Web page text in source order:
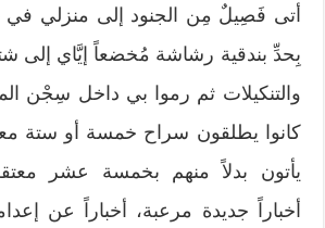
أتى فَصِيلٌ مِن الجنود إلى منزلي في
بِحدِّ بندقية رشاشة مُخضعاً إيَّاي إلى
والتنكيلات ثم رموا بي داخل سِجْن
كانوا يطلقون سراح خمسة أو ستة
يأتون بدلاً منهم بخمسة عشر
أخباراً جديدة مرعبة، أخباراً عن